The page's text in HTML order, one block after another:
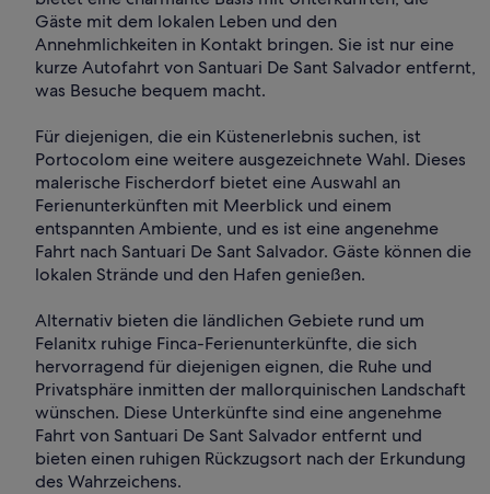
Gäste mit dem lokalen Leben und den
Annehmlichkeiten in Kontakt bringen. Sie ist nur eine
kurze Autofahrt von Santuari De Sant Salvador entfernt,
was Besuche bequem macht.
Für diejenigen, die ein Küstenerlebnis suchen, ist
Portocolom eine weitere ausgezeichnete Wahl. Dieses
malerische Fischerdorf bietet eine Auswahl an
Ferienunterkünften mit Meerblick und einem
entspannten Ambiente, und es ist eine angenehme
Fahrt nach Santuari De Sant Salvador. Gäste können die
lokalen Strände und den Hafen genießen.
Alternativ bieten die ländlichen Gebiete rund um
Felanitx ruhige Finca-Ferienunterkünfte, die sich
hervorragend für diejenigen eignen, die Ruhe und
Privatsphäre inmitten der mallorquinischen Landschaft
wünschen. Diese Unterkünfte sind eine angenehme
Fahrt von Santuari De Sant Salvador entfernt und
bieten einen ruhigen Rückzugsort nach der Erkundung
des Wahrzeichens.